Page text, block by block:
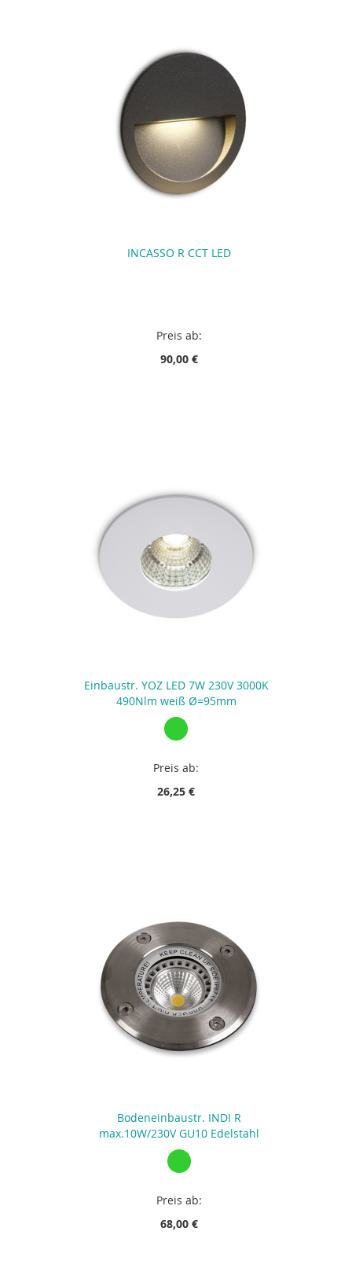
INCASSO R CCT LED
Preis ab:
90,00 €
Einbaustr. YOZ LED 7W 230V 3000K
490Nlm weiß Ø=95mm
Preis ab:
26,25 €
Bodeneinbaustr. INDI R
max.10W/230V GU10 Edelstahl
Preis ab:
68,00 €